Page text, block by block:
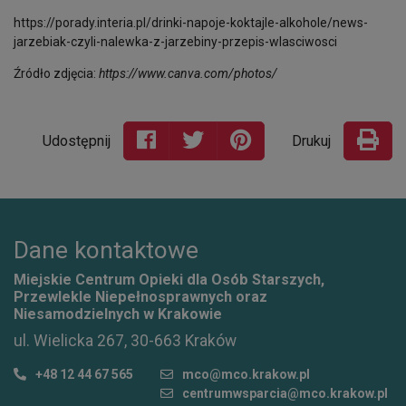
https://porady.interia.pl/drinki-napoje-koktajle-alkohole/news-
jarzebiak-czyli-nalewka-z-jarzebiny-przepis-wlasciwosci
Źródło zdjęcia: https://www.canva.com/photos/
Udostępnij Drukuj
Dane kontaktowe
Miejskie Centrum Opieki dla Osób Starszych,
Przewlekle Niepełnosprawnych oraz
Niesamodzielnych w Krakowie
ul. Wielicka 267, 30-663 Kraków
+48 12 44 67 565
mco@mco.krakow.pl
centrumwsparcia@mco.krakow.pl